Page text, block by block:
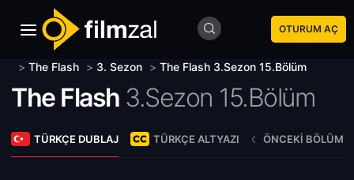
OTURUM AÇ
> The Flash > 3. Sezon > The Flash 3.Sezon 15.Bölüm
The Flash 3.Sezon 15.Bölüm
TÜRKÇE DUBLAJ TÜRKÇE ALTYAZI ÖNCEKI BÖLÜM